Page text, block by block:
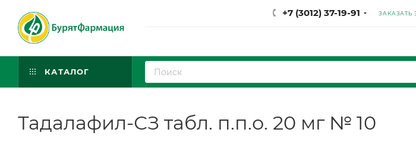
+7 (3012) 37-19-91 ЗАКАЗАТЬ
КАТАЛОГ
Тадалафил-СЗ табл. п.п.о. 20 мг № 10